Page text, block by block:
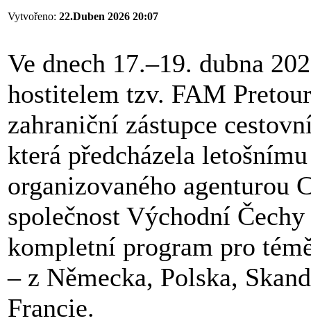
Vytvořeno: 22.Duben 2026 20:07
Ve dnech 17.–19. dubna
hostitelem tzv. FAM
zahraniční zástupce
která předcházela
organizovaného agenturou
společnost Východní
kompletní program pro
– z Německa, Polska,
Francie.